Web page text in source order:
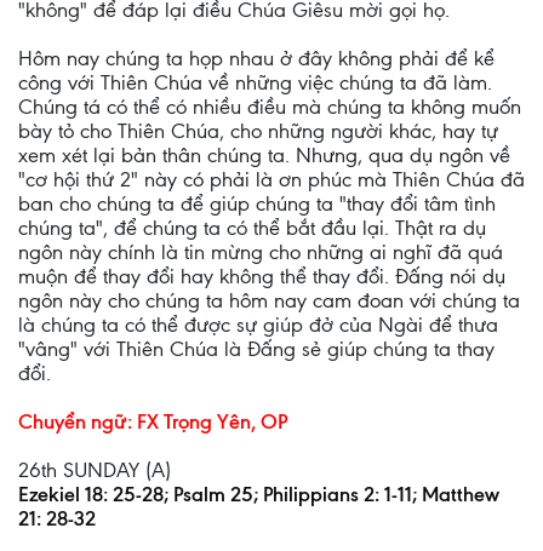
"không" để đáp lại điều Chúa Giêsu mời gọi họ.
Hôm nay chúng ta họp nhau ở đây không phải để kể
công với Thiên Chúa về những việc chúng ta đã làm.
Chúng tá có thể có nhiều điều mà chúng ta không muốn
bày tỏ cho Thiên Chúa, cho những người khác, hay tự
xem xét lại bản thân chúng ta. Nhưng, qua dụ ngôn về
"cơ hội thứ 2" này có phải là ơn phúc mà Thiên Chúa đã
ban cho chúng ta để giúp chúng ta "thay đổi tâm tình
chúng ta", để chúng ta có thể bắt đầu lại. Thật ra dụ
ngôn này chính là tin mừng cho những ai nghĩ đã quá
muộn để thay đổi hay không thể thay đổi. Đấng nói dụ
ngôn này cho chúng ta hôm nay cam đoan với chúng ta
là chúng ta có thể được sự giúp đở của Ngài để thưa
"vâng" với Thiên Chúa là Đấng sẻ giúp chúng ta thay
đổi.
Chuyển ngữ: FX Trọng Yên, OP
26th SUNDAY (A)
Ezekiel 18: 25-28; Psalm 25; Philippians 2: 1-11; Matthew
21: 28-32